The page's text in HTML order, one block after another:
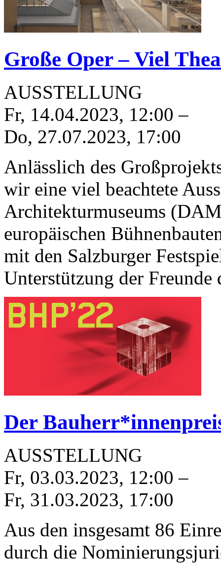
Große Oper – Viel
AUSSTELLUNG
Fr, 14.04.2023, 12:00 –
Do, 27.07.2023, 17:00
Anlässlich des
wir eine viel beachtete
Architekturmuseums
europäischen
mit den Salzburger
Unterstützung der Freunde
Der
AUSSTELLUNG
Fr, 03.03.2023, 12:00 –
Fr, 31.03.2023, 17:00
Aus den insgesamt 86
durch die